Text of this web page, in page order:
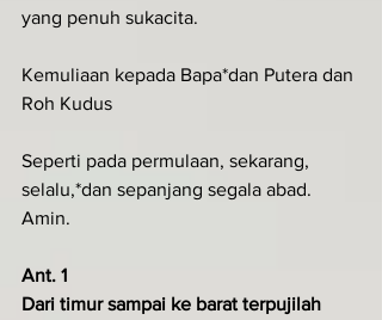
yang penuh sukacita.
Kemuliaan kepada Bapa*dan Putera dan
Roh Kudus
Seperti pada permulaan, sekarang,
selalu,*dan sepanjang segala abad.
Amin.
Ant. 1
Dari timur sampai ke barat terpujilah